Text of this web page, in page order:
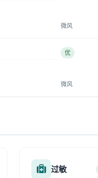
微风
优
微风
过敏